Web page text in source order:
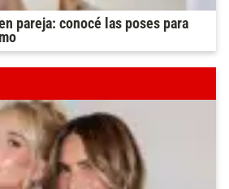
pareja: conocé las poses para